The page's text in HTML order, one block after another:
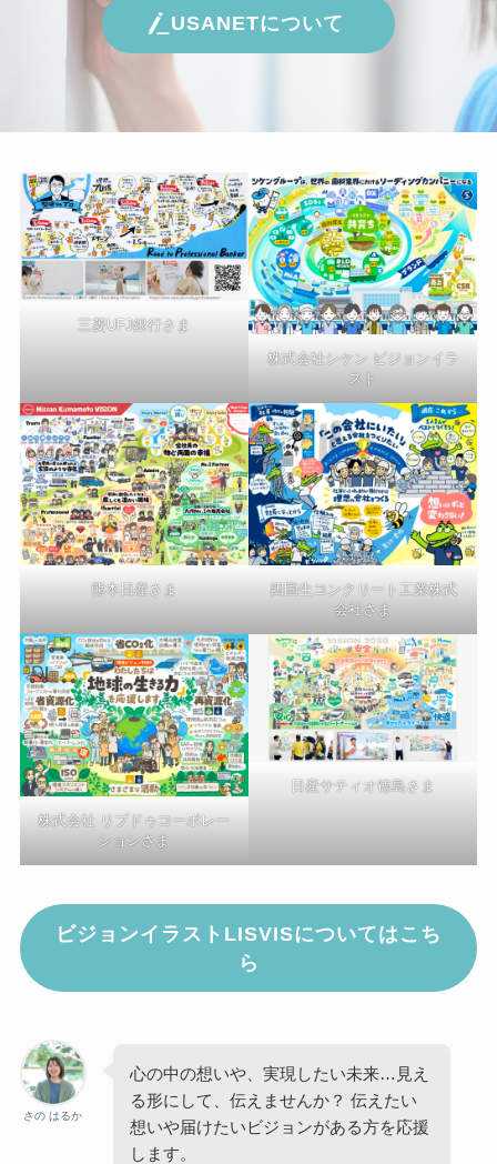
USANETについて
三菱UFJ銀行さま
株式会社シケン ビジョンイラ
スト
熊本日産さま
四国生コンクリート工業株式
会社さま
株式会社 リブドゥコーポレー
ションさま
日産サティオ徳島さま
ビジョンイラストLISVISについてはこち
ら
さの はるか
心の中の想いや、実現したい未来…見え
る形にして、伝えませんか？ 伝えたい
想いや届けたいビジョンがある方を応援
します。